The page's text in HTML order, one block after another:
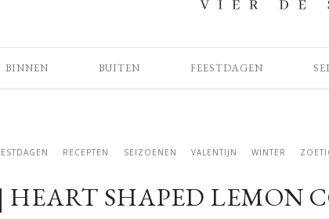
BINNEN BUITEN FEESTDAGEN
RECEPTEN SEIZOENEN VALENTIJN WINTER
HEART SHAPED LEMON